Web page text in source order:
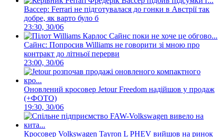
Вассер: Ferrari не підготувалася до гонки в Австрії так
добре, як варто було б
23:30, 30/06
Сайнс: Попросив Williams не говорити зі мною про
контракт до літньої перерви
23:00, 30/06
Оновлений кросовер Jetour Freedom надійшов у продаж
(+ФОТО)
19:30, 30/06
Кросовер Volkswagen Tayron L PHEV вийшов на ринок